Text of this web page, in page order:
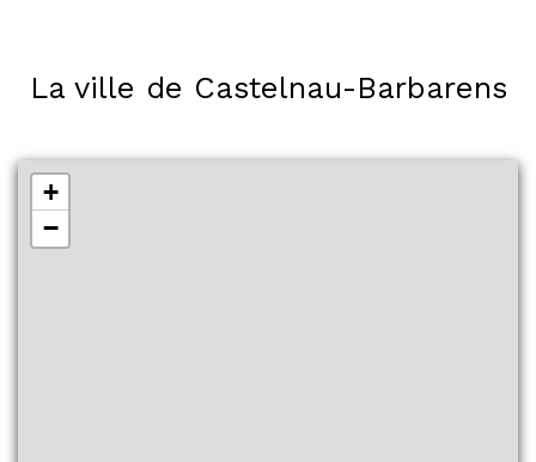
La ville de Castelnau-Barbarens
+
−